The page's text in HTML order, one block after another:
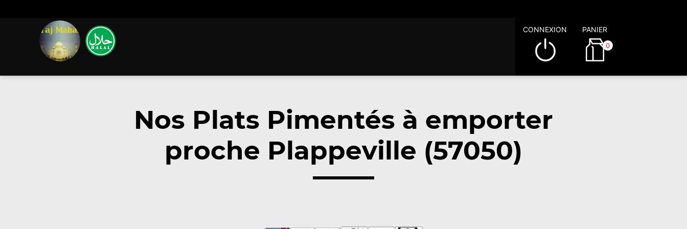
CONNEXION PANIER
0
Nos Plats Pimentés à emporter
proche Plappeville (57050)